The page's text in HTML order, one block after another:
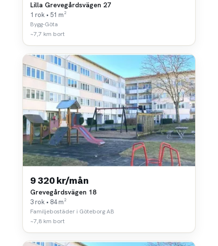
Lilla Grevegårdsvägen 27
1 rok • 51 m²
Bygg-Göta
~7,7 km bort
9 320 kr/mån
Grevegårdsvägen 18
3 rok • 84 m²
Familjebostäder i Göteborg AB
~7,8 km bort